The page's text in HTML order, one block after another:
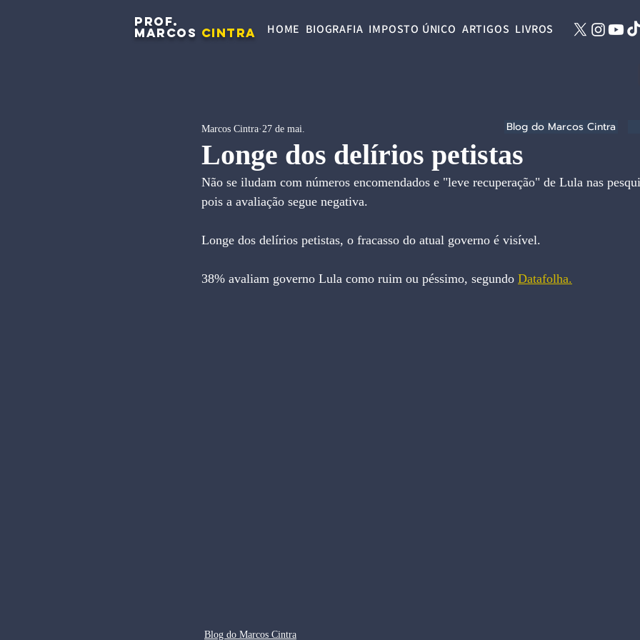
PROF.
MARCOS CINTRA HOME BIOGRAFIA IMPOSTO ÚNICO ARTIGOS LIVROS
Longe dos delírios petistas
Marcos Cintra 27 de mai.
Não se iludam com números encomendados e "leve recuperação" de Lula nas
pois a avaliação segue negativa.
Longe dos delírios petistas, o fracasso do atual governo é visível.
38% avaliam governo Lula como ruim ou péssimo, segundo Datafolha.
Blog do Marcos Cintra
Blog do Marcos Cintra